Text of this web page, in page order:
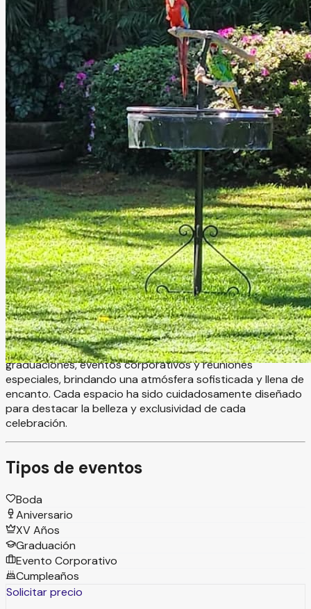
Casanueva by Las
Mañanitas
Cuernavaca, Morelos Salón, Jardín
Información
Casanueva by Las Mañanitas es un exclusivo espacio para
eventos en Cuernavaca, donde la esencia histórica, la
naturaleza y la elegancia se unen para crear celebraciones
inolvidables. Sus hermosas instalaciones ofrecen el
escenario perfecto para bodas, XV años, aniversarios,
graduaciones, eventos corporativos y reuniones
especiales, brindando una atmósfera sofisticada y llena de
encanto. Cada espacio ha sido cuidadosamente diseñado
para destacar la belleza y exclusividad de cada
celebración.
Tipos de eventos
Boda
Aniversario
XV Años
Graduación
Evento Corporativo
Cumpleaños
Solicitar precio